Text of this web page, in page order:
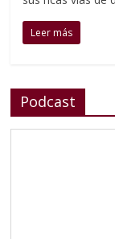
Leer más
Podcast